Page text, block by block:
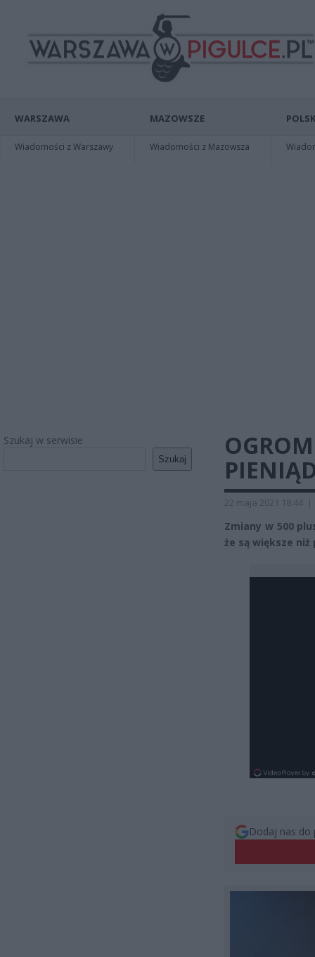
WARSZAWA
Wiadomości z Warszawy
MAZOWSZE
Wiadomości z Mazowsza
Szukaj w serwisie
Szukaj
22 maja 2021 18:44 |
Zmiany w 500
że są większe
Dodaj nas do